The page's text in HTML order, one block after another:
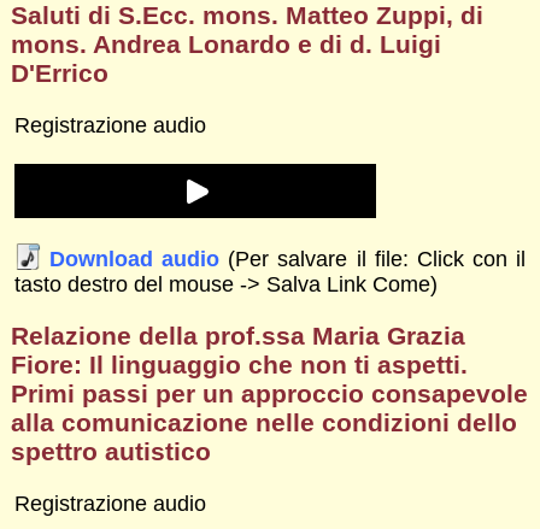
Saluti di S.Ecc. mons. Matteo Zuppi, di
mons. Andrea Lonardo e di d. Luigi
D'Errico
Registrazione audio
Download audio (Per salvare il file: Click con il
tasto destro del mouse -> Salva Link Come)
Relazione della prof.ssa Maria Grazia
Fiore: Il linguaggio che non ti aspetti.
Primi passi per un approccio consapevole
alla comunicazione nelle condizioni dello
spettro autistico
Registrazione audio